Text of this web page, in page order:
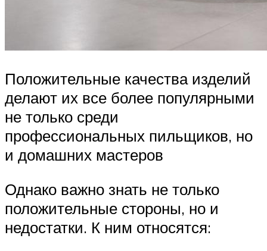
Положительные качества изделий
делают их все более популярными
не только среди
профессиональных пильщиков, но
и домашних мастеров
Однако важно знать не только
положительные стороны, но и
недостатки. К ним относятся: